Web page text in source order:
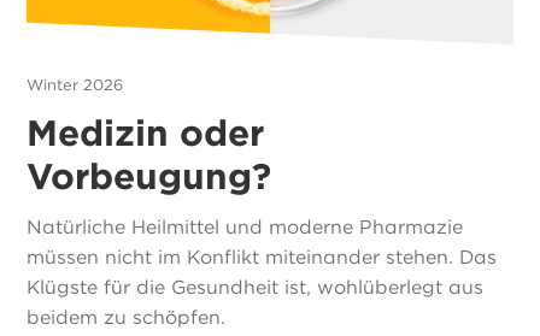
Winter 2026
Medizin oder
Vorbeugung?
Natürliche Heilmittel und moderne Pharmazie
müssen nicht im Konflikt miteinander stehen. Das
Klügste für die Gesundheit ist, wohlüberlegt aus
beidem zu schöpfen.